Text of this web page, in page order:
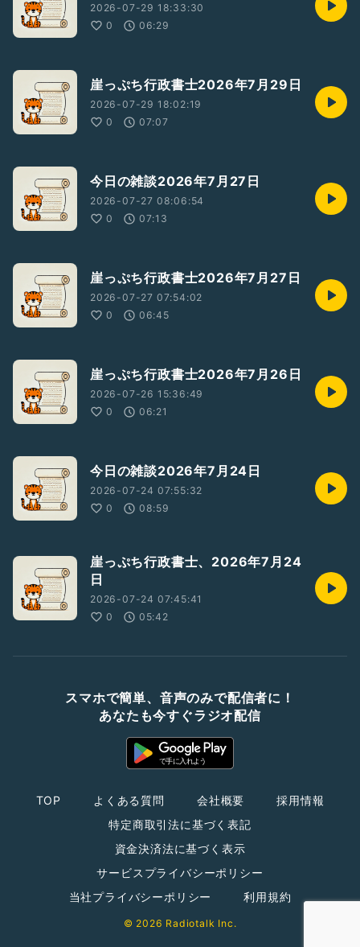
2026-07-29 18:33:30
0
06:29
崖っぷち行政書士2026年7月29日
2026-07-29 18:02:19
0
07:07
今日の雑談2026年7月27日
2026-07-27 08:06:54
0
07:13
崖っぷち行政書士2026年7月27日
2026-07-27 07:54:02
0
06:45
崖っぷち行政書士2026年7月26日
2026-07-26 15:36:49
0
06:21
今日の雑談2026年7月24日
2026-07-24 07:55:32
0
08:59
崖っぷち行政書士、2026年7月24
日
2026-07-24 07:45:41
0
05:42
スマホで簡単、音声のみで配信者に！
あなたも今すぐラジオ配信
TOP よくある質問 会社概要
採用情報
特定商取引法に基づく表記
資金決済法に基づく表示
サービスプライバシーポリシー
当社プライバシーポリシー
利用規約
© 2026 Radiotalk Inc.